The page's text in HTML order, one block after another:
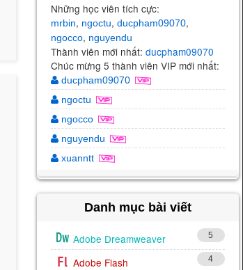
Những học viên tích cực:
mrbin, ngoctu, ducpham09070,
ngocco, nguyendu
Thành viên mới nhất: ducpham09070
Chúc mừng 5 thành viên VIP mới nhất:
ducpham09070
ngoctu
ngocco
nguyendu
xuanntt
Danh mục bài viết
Adobe Dreamweaver 5
Adobe Flash 4